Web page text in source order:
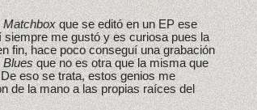
Matchboxque se editó en un EP ese
me gustó y es curiosa pues la
fin, hace poco conseguí una grabación
Bluesque no es otra que la misma que
eso se trata, estos genios me
de la mano a las propias raíces del